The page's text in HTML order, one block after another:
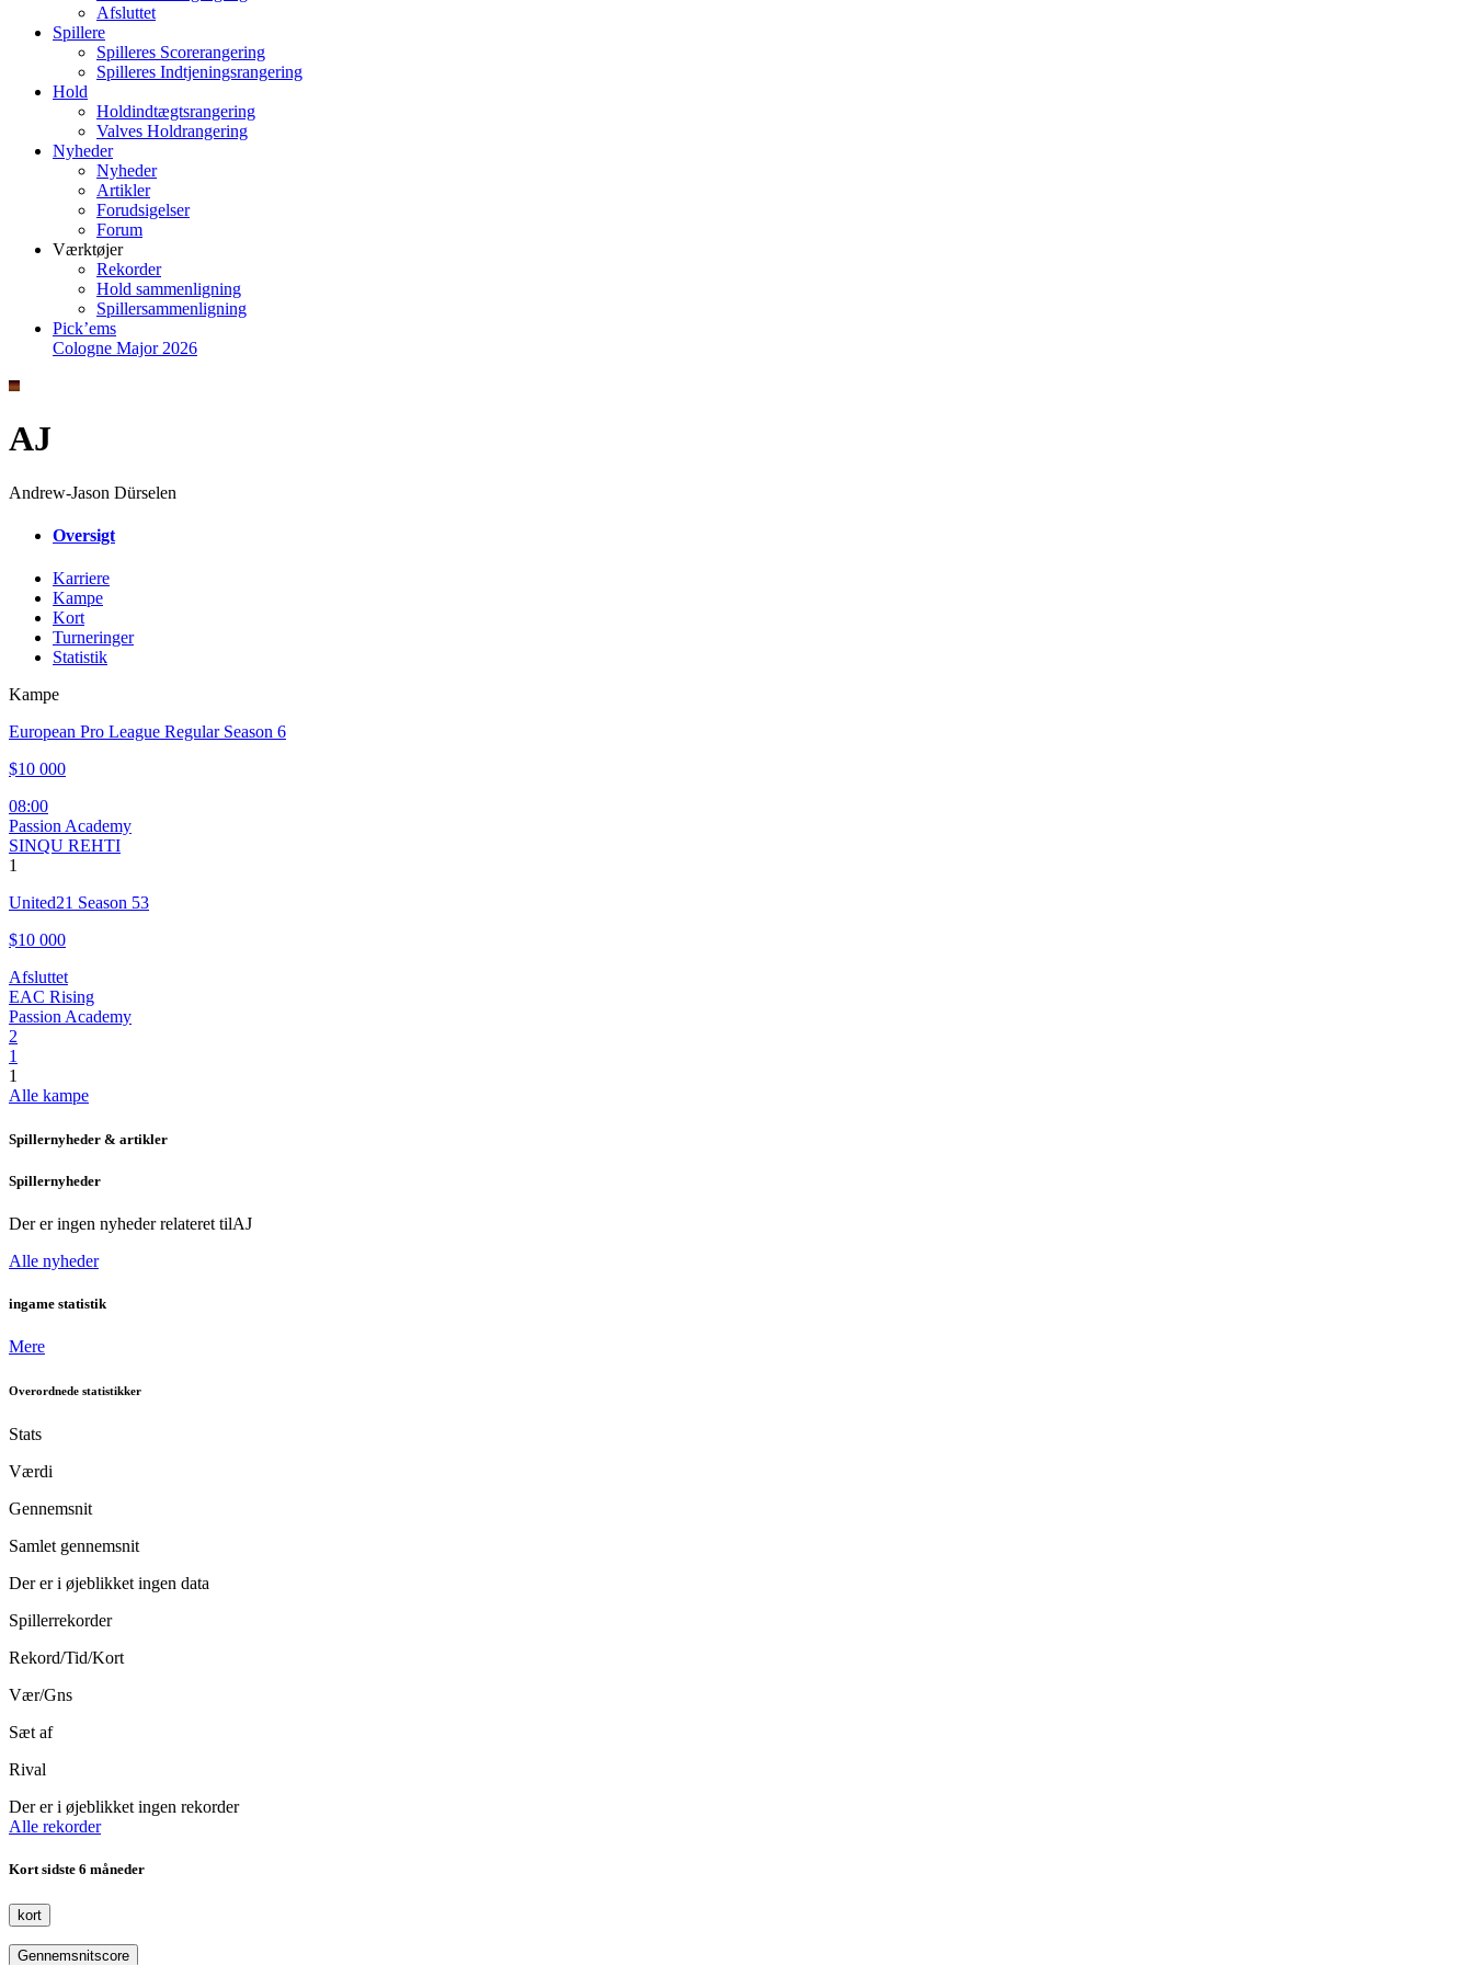
Afsluttet
Spillere
Spilleres Scorerangering
Spilleres Indtjeningsrangering
Hold
Holdindtægtsrangering
Valves Holdrangering
Nyheder
Nyheder
Artikler
Forudsigelser
Forum
Værktøjer
Rekorder
Hold sammenligning
Spillersammenligning
Pick’ems
Cologne Major 2026
AJ
Andrew-Jason Dürselen
Oversigt
Karriere
Kampe
Kort
Turneringer
Statistik
Kampe
European Pro League Regular Season 6
$10 000
08:00
Passion Academy
SINQU REHTI
1
United21 Season 53
$10 000
Afsluttet
EAC Rising
Passion Academy
2
1
1
Alle kampe
Spillernyheder & artikler
Spillernyheder
Der er ingen nyheder relateret tilAJ
Alle nyheder
ingame statistik
Mere
Overordnede statistikker
Stats
Værdi
Gennemsnit
Samlet gennemsnit
Der er i øjeblikket ingen data
Spillerrekorder
Rekord/Tid/Kort
Vær/Gns
Sæt af
Rival
Der er i øjeblikket ingen rekorder
Alle rekorder
Kortsidste 6 måneder
kort
Gennemsnitscore